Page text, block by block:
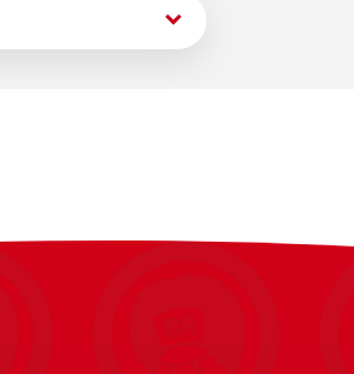
keyboard_arrow_down